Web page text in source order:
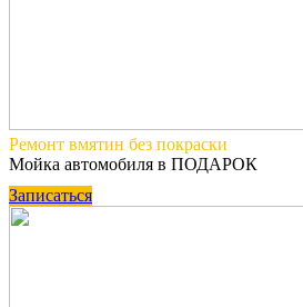
Ремонт вмятин без покраски
Мойка автомобиля в ПОДАРОК
Записаться